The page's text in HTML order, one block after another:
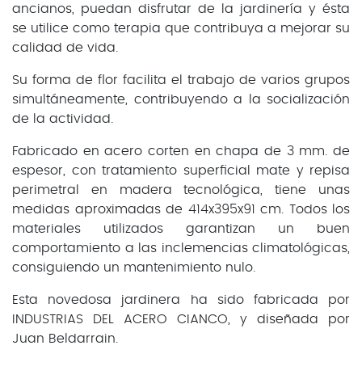
ancianos, puedan disfrutar de la jardinería y ésta
se utilice como terapia que contribuya a mejorar su
calidad de vida.
Su forma de flor facilita el trabajo de varios grupos
simultáneamente, contribuyendo a la socialización
de la actividad.
Fabricado en acero corten en chapa de 3 mm. de
espesor, con tratamiento superficial mate y repisa
perimetral en madera tecnológica, tiene unas
medidas aproximadas de 414x395x91 cm. Todos los
materiales utilizados garantizan un buen
comportamiento a las inclemencias climatológicas,
consiguiendo un mantenimiento nulo.
Esta novedosa jardinera ha sido fabricada por
INDUSTRIAS DEL ACERO CIANCO, y diseñada por
Juan Beldarrain.